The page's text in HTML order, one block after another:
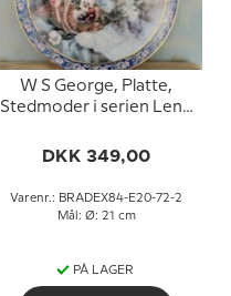
W S George, Platte,
Stedmoder i serien Lene
DKK 349,00
Varenr.: BRADEX84-E20-72-2
Mål: Ø: 21 cm
PÅ LAGER